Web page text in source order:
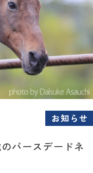
お知らせ
バースデードネ